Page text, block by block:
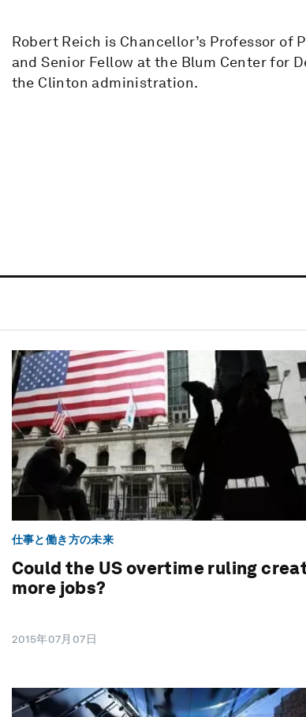
Robert Reich is Chancellor’s Professor
and Senior Fellow at the Blum Center for
the Clinton administration.
仕事と働き方の未来
Could the US overtime ruling
more jobs?
2015年07月07日